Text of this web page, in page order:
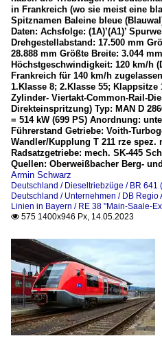
in Frankreich (wo sie meist eine
Spitznamen Baleine bleue
Daten: Achsfolge: (1A)’(A1)’
Drehgestellabstand: 17.500 mm
28.888 mm Größte Breite: 3.044
Höchstgeschwindigkeit: 120 km/h
Frankreich für 140 km/h
1.Klasse 8; 2.Klasse 55;
Zylinder- Viertakt-Common-Rail-
Direkteinspritzung) Typ: MAN D
= 514 kW (699 PS) Anordnung:
Führerstand Getriebe: Voith-
Wandler/Kupplung T 211 rze spez.
Radsatzgetriebe: mech. SK-445
Quellen: Oberweißbacher Berg-
Armin Schwarz
Deutschland / Dieseltriebzüge / BR 641
Deutschland / Unternehmen / DB Regio
Linien in Bayern / RE 38 "Main-Saale-
 575 1400x946 Px, 14.05.2023